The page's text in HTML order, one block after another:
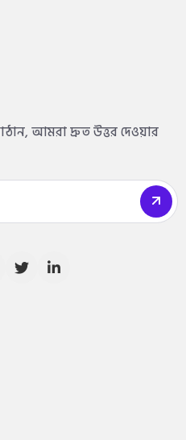
আমরা দ্রুত উত্তর দেওয়ার